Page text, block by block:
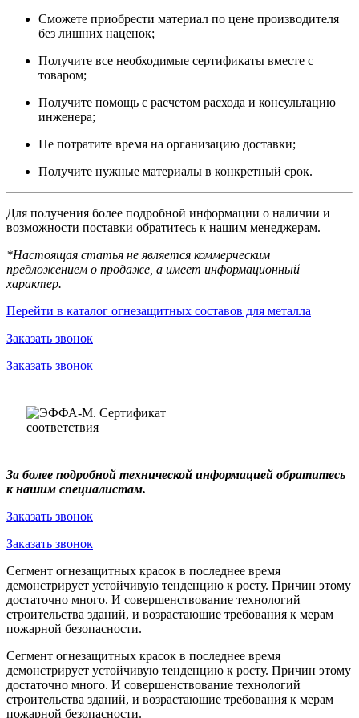
Сможете приобрести материал по цене производителя
без лишних наценок;
Получите все необходимые сертификаты вместе с
товаром;
Получите помощь с расчетом расхода и консультацию
инженера;
Не потратите время на организацию доставки;
Получите нужные материалы в конкретный срок.
Для получения более подробной информации о наличии и
возможности поставки обратитесь к нашим менеджерам.
*Настоящая статья не является коммерческим
предложением о продаже, а имеет информационный
характер.
Перейти в каталог огнезащитных составов для металла
Заказать звонок
Заказать звонок
За более подробной технической информацией обратитесь
к нашим специалистам.
Заказать звонок
Заказать звонок
Сегмент огнезащитных красок в последнее время
демонстрирует устойчивую тенденцию к росту. Причин этому
достаточно много. И совершенствование технологий
строительства зданий, и возрастающие требования к мерам
пожарной безопасности.
Сегмент огнезащитных красок в последнее время
демонстрирует устойчивую тенденцию к росту. Причин этому
достаточно много. И совершенствование технологий
строительства зданий, и возрастающие требования к мерам
пожарной безопасности.